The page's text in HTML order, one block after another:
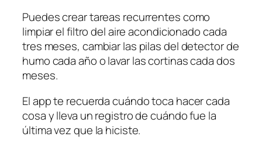
Puedes crear tareas recurrentes como
limpiar el filtro del aire acondicionado cada
tres meses, cambiar las pilas del detector de
humo cada año o lavar las cortinas cada dos
meses.
El app te recuerda cuándo toca hacer cada
cosa y lleva un registro de cuándo fue la
última vez que la hiciste.